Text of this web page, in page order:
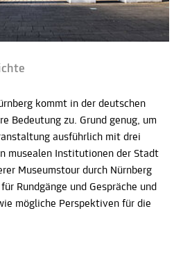
kommt in der deutschen
Bedeutung zu. Grund genug, um
ausführlich mit drei
musealen Institutionen der Stadt
Museumstour durch Nürnberg
Rundgänge und Gespräche und
mögliche Perspektiven für die